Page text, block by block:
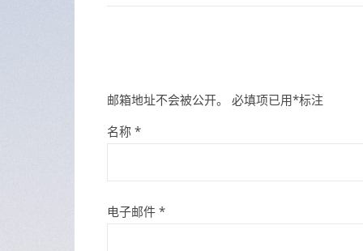
邮箱地址不会被公开。 必填项已用*标注
名称 *
电子邮件 *